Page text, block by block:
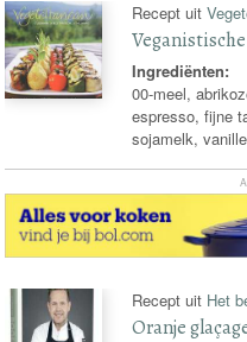
Recept uit
Ingrediënten:
00-meel,
espresso, fijne
sojamelk,
Recept uit Het
Oranje